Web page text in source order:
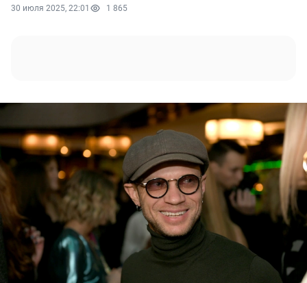
30 июля 2025, 22:01 1 865